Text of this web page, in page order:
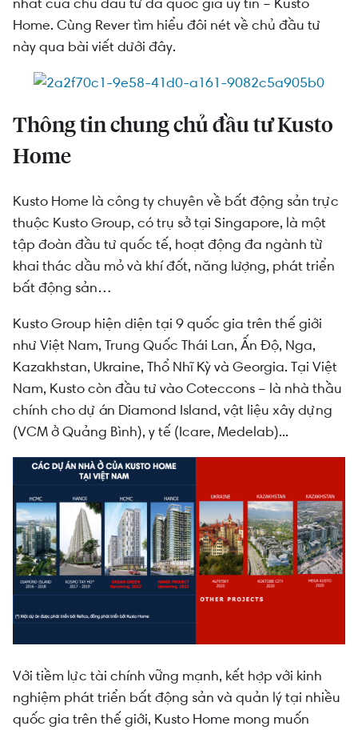
Home. Cùng Rever tìm hiểu đôi nét về chủ đầu tư
này qua bài viết dưới đây.
Thông tin chung chủ đầu tư Kusto
Home
Kusto Home là công ty chuyên về bất động sản trực
thuộc Kusto Group, có trụ sở tại Singapore, là một
tập đoàn đầu tư quốc tế, hoạt động đa ngành từ
khai thác dầu mỏ và khí đốt, năng lượng, phát triển
bất động sản…
Kusto Group hiện diện tại 9 quốc gia trên thế giới
như Việt Nam, Trung Quốc Thái Lan, Ấn Độ, Nga,
Kazakhstan, Ukraine, Thổ Nhĩ Kỳ và Georgia. Tại Việt
Nam, Kusto còn đầu tư vào Coteccons – là nhà thầu
chính cho dự án Diamond Island, vật liệu xây dựng
(VCM ở Quảng Bình), y tế (Icare, Medelab)...
Với tiềm lực tài chính vững mạnh, kết hợp với kinh
nghiệm phát triển bất động sản và quản lý tại nhiều
quốc gia trên thế giới, Kusto Home mong muốn